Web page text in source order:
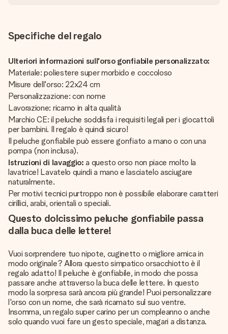
Specifiche del regalo
Ulteriori informazioni sull'orso gonfiabile personalizzato:
Materiale: poliestere super morbido e coccoloso
Misure dell'orso: 22x24 cm
Personalizzazione: con nome
Lavorazione: ricamo in alta qualità
Marchio CE: il peluche soddisfa i requisiti legali per i giocattoli
per bambini. Il regalo è quindi sicuro!
Il peluche gonfiabile può essere gonfiato a mano o con una
pompa (non inclusa).
Istruzioni di lavaggio:a questo orso non piace molto la
lavatrice! Lavatelo quindi a mano e lasciatelo asciugare
naturalmente.
Per motivi tecnici purtroppo non è possibile elaborare caratteri
cirillici, arabi, orientali o speciali.
Questo dolcissimo peluche gonfiabile passa
dalla buca delle lettere!
Vuoi sorprendere tuo nipote, cuginetto o migliore amica in
modo originale? Allora questo simpatico orsacchiotto è il
regalo adatto! Il peluche è gonfiabile, in modo che possa
passare anche attraverso la buca delle lettere. In questo
modo la sorpresa sarà ancora più grande! Puoi personalizzare
l'orso con un nome, che sarà ricamato sul suo ventre.
Insomma, un regalo super carino per un compleanno o anche
solo quando vuoi fare un gesto speciale, magari a distanza.